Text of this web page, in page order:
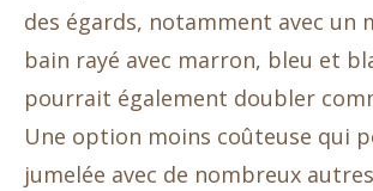
des égards, notamment avec un
bain rayé avec marron, bleu et
pourrait également doubler
Une option moins coûteuse qui
jumelée avec de nombreux